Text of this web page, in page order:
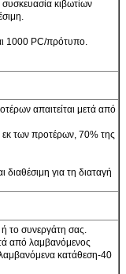
συσκευασία κιβωτίων
1000 PC/πρότυπο.
απαιτείται μετά από
των προτέρων, 70% της
για τη διαταγή
ή το συνεργάτη σας.
από λαμβανόμενος
κατάθεση-40